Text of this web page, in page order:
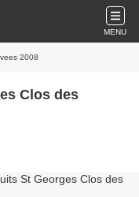
MENU
2008
Clos des